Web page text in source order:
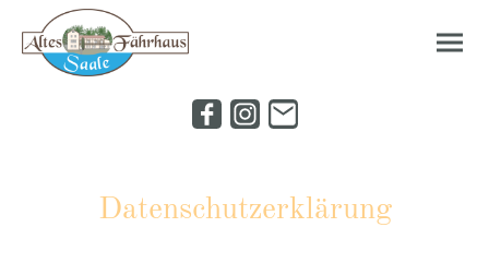
Datenschutzerklärung